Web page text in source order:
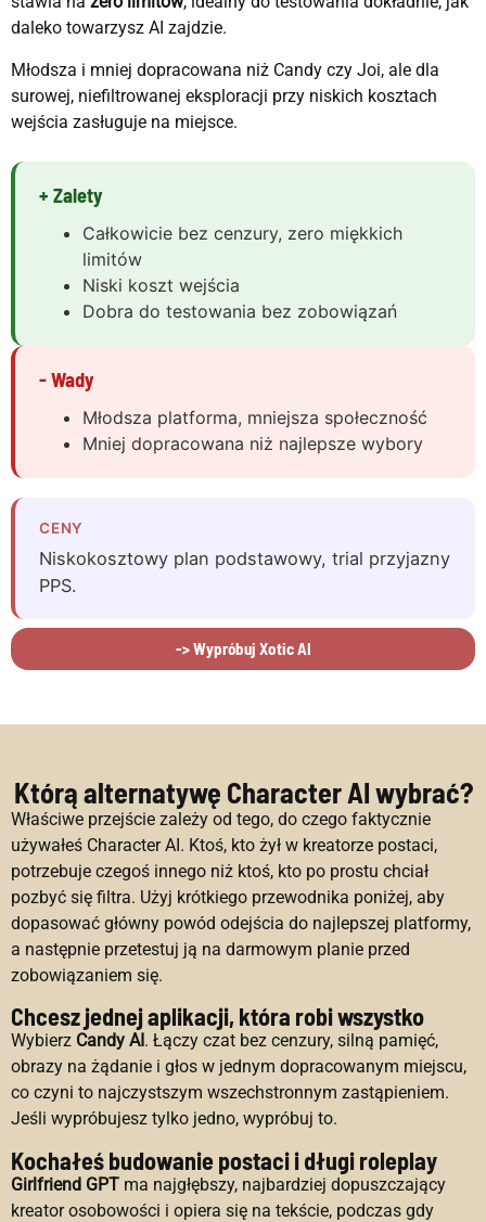
daleko towarzysz AI zajdzie.
Młodsza i mniej dopracowana niż Candy czy Joi, ale dla
surowej, niefiltrowanej eksploracji przy niskich kosztach
wejścia zasługuje na miejsce.
+ Zalety
Całkowicie bez cenzury, zero miękkich
limitów
Niski koszt wejścia
Dobra do testowania bez zobowiązań
- Wady
Młodsza platforma, mniejsza społeczność
Mniej dopracowana niż najlepsze wybory
CENY
Niskokosztowy plan podstawowy, trial przyjazny
PPS.
-> Wypróbuj Xotic AI
Którą alternatywę Character AI wybrać?
Właściwe przejście zależy od tego, do czego faktycznie
używałeś Character AI. Ktoś, kto żył w kreatorze postaci,
potrzebuje czegoś innego niż ktoś, kto po prostu chciał
pozbyć się filtra. Użyj krótkiego przewodnika poniżej, aby
dopasować główny powód odejścia do najlepszej platformy,
a następnie przetestuj ją na darmowym planie przed
zobowiązaniem się.
Chcesz jednej aplikacji, która robi wszystko
Wybierz Candy AI . Łączy czat bez cenzury, silną pamięć,
obrazy na żądanie i głos w jednym dopracowanym miejscu,
co czyni to najczystszym wszechstronnym zastąpieniem.
Jeśli wypróbujesz tylko jedno, wypróbuj to.
Kochałeś budowanie postaci i długi roleplay
Girlfriend GPT ma najgłębszy, najbardziej dopuszczający
kreator osobowości i opiera się na tekście, podczas gdy